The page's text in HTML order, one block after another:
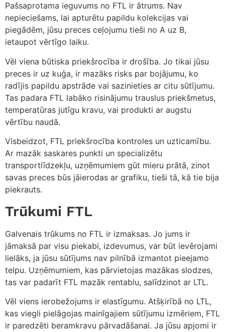
Pašsaprotama ieguvums no FTL ir ātrums. Nav
nepieciešams, lai apturētu papildu kolekcijas vai
piegādēm, jūsu preces ceļojumu tieši no A uz B,
ietaupot vērtīgo laiku.
Vēl viena būtiska priekšrocība ir drošība. Jo tikai jūsu
preces ir uz kuģa, ir mazāks risks par bojājumu, ko
radījis papildu apstrāde vai sazinieties ar citu sūtījumu.
Tas padara FTL labāko risinājumu trauslus priekšmetus,
temperatūras jutīgu kravu, vai produkti ar augstu
vērtību naudā.
Visbeidzot, FTL priekšrocība kontroles un uzticamību.
Ar mazāk saskares punkti un specializētu
transportlīdzekļu, uzņēmumiem gūt mieru prātā, zinot
savas preces būs jāierodas ar grafiku, tieši tā, kā tie bija
piekrauts.
Trūkumi FTL
Galvenais trūkums no FTL ir izmaksas. Jo jums ir
jāmaksā par visu piekabi, izdevumus, var būt ievērojami
lielāks, ja jūsu sūtījums nav pilnībā izmantot pieejamo
telpu. Uzņēmumiem, kas pārvietojas mazākas slodzes,
tas var padarīt FTL mazāk rentablu, salīdzinot ar LTL.
Vēl viens ierobežojums ir elastīgumu. Atšķirībā no LTL,
kas viegli pielāgojas mainīgajiem sūtījumu izmēriem, FTL
ir paredzēti beramkravu pārvadāšanai. Ja jūsu apjomi ir